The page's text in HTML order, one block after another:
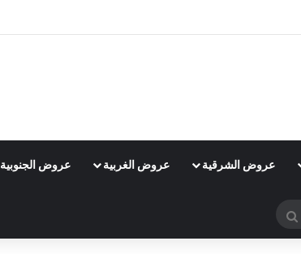
عروض الشرقية عروض الغربية عروض الجنوبية
بحث